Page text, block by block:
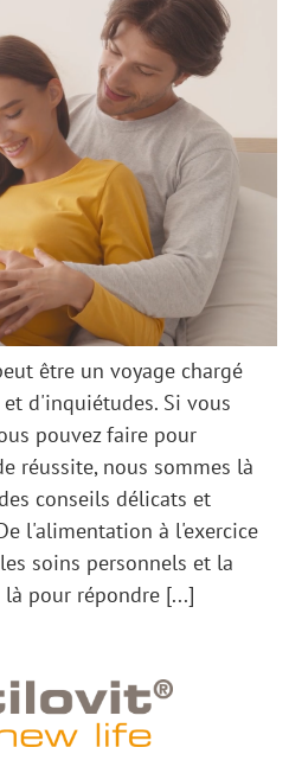
être un voyage chargé
d'inquiétudes. Si vous
pouvez faire pour
réussite, nous sommes là
conseils délicats et
l'alimentation à l'exercice
soins personnels et la
pour répondre [...]